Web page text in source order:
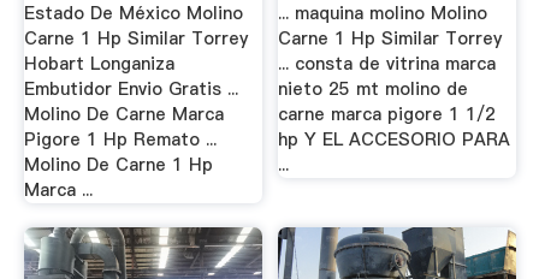
Estado De México Molino
Carne 1 Hp Similar Torrey
Hobart Longaniza
Embutidor Envio Gratis ...
Molino De Carne Marca
Pigore 1 Hp Remato ...
Molino De Carne 1 Hp
Marca ...
... maquina molino Molino
Carne 1 Hp Similar Torrey
... consta de vitrina marca
nieto 25 mt molino de
carne marca pigore 1 1/2
hp Y EL ACCESORIO PARA
...